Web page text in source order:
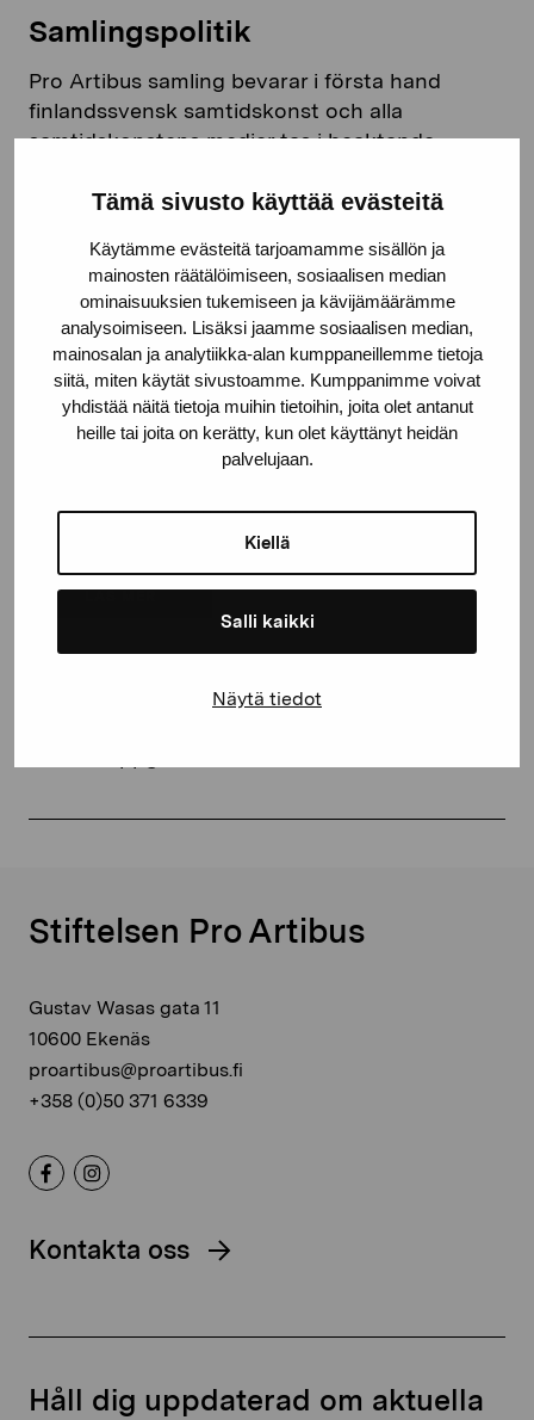
Tämä sivusto käyttää evästeitä
Käytämme evästeitä tarjoamamme sisällön ja
mainosten räätälöimiseen, sosiaalisen median
ominaisuuksien tukemiseen ja kävijämäärämme
analysoimiseen. Lisäksi jaamme sosiaalisen median,
mainosalan ja analytiikka-alan kumppaneillemme tietoja
siitä, miten käytät sivustoamme. Kumppanimme voivat
yhdistää näitä tietoja muihin tietoihin, joita olet antanut
heille tai joita on kerätty, kun olet käyttänyt heidän
palvelujaan.
Kiellä
Salli kaikki
Näytä tiedot
Samlingspolitik
Pro Artibus samling bevarar i första hand
finlandssvensk samtidskonst och alla
samtidskonstens medier tas i beaktande.
Deponeringspolitik
En stor del av Stiftelsen Pro Artibus samling är
tvåspråkiga sammanslutningar. Bekanta dig
med vår deponeringspolitik.
Stiftelsen Pro Artibus
Gustav Wasas gata 11
10600 Ekenäs
proartibus@proartibus.fi
+358 (0)50 371 6339
Kontakta oss
Håll dig uppdaterad om aktuella